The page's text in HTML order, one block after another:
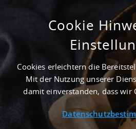
10.000 M²
NAHE
BAYERNHAFEN ROTH -
NEUMARKT IN DER
Immobiliensuche /
Cookie
Cookies erleichtern die
Mit der Nutzung unserer
damit einverstanden, dass wir